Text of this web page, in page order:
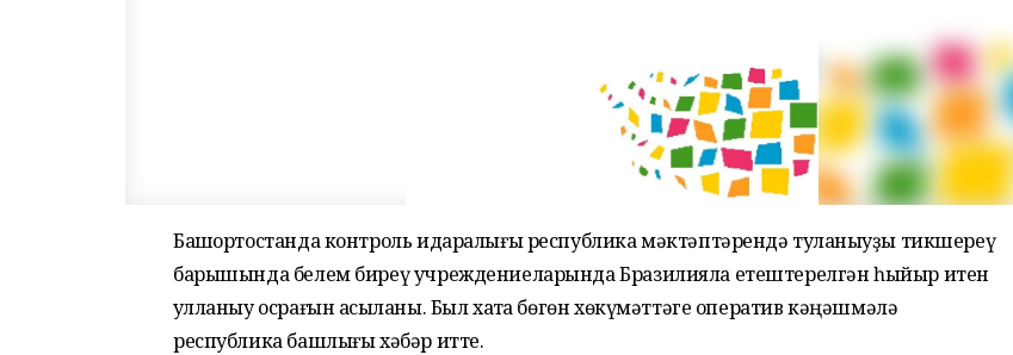
Башҡортостанда контроль идаралығы республика мәктәптәрендә туҡланыуҙы тикшереү
барышында белем биреү учреждениеларында Бразилияла етештерелгән һыйыр итен
ҡулланыу осрағын асыҡланы. Был хаҡта бөгөн хөкүмәттәге оператив кәңәшмәлә
республика башлығы хәбәр итте.